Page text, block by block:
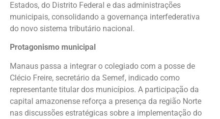
Estados, do Distrito Federal e das administrações
municipais, consolidando a governança interfederativa
do novo sistema tributário nacional.
Protagonismo municipal
Manaus passa a integrar o colegiado com a posse de
Clécio Freire, secretário da Semef, indicado como
representante titular dos municípios. A participação da
capital amazonense reforça a presença da região Norte
nas discussões estratégicas sobre a implementação do